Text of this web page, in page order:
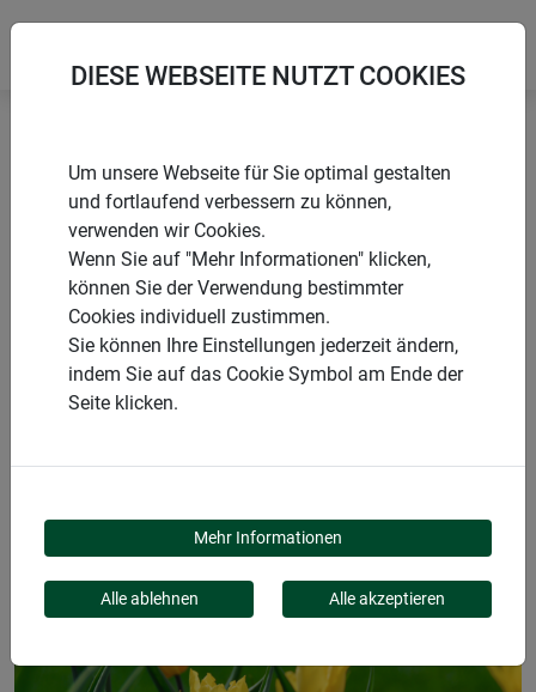
Startseite
Beet- und Raseneinfassungen
Beeteinfassung Typ 3 Bambus flexibel
PRODUKTE
BEETEINFASSUNG TYP
3 BAMBUS FLEXIBEL
DIESE WEBSEITE NUTZT COOKIES
Um unsere Webseite für Sie optimal gestalten
und fortlaufend verbessern zu können,
verwenden wir Cookies.
Wenn Sie auf "Mehr Informationen" klicken,
können Sie der Verwendung bestimmter
Cookies individuell zustimmen.
Sie können Ihre Einstellungen jederzeit ändern,
indem Sie auf das Cookie Symbol am Ende der
Seite klicken.
Mehr Informationen
Alle ablehnen Alle akzeptieren